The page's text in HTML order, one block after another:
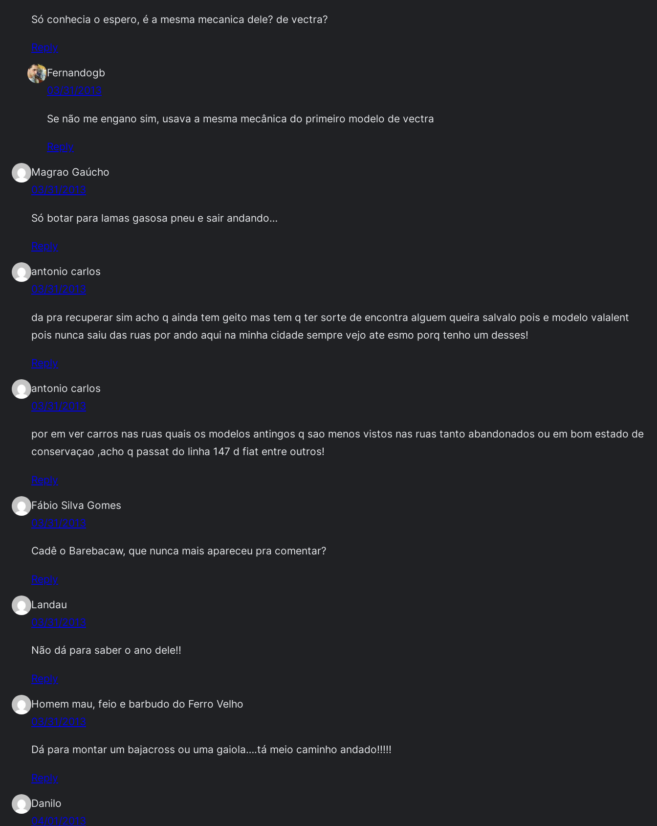
Só conhecia o espero, é a mesma mecanica dele? de vectra?
Reply
Fernandogb
03/31/2013
Se não me engano sim, usava a mesma mecânica do primeiro modelo de vectra
Reply
Magrao Gaúcho
03/31/2013
Só botar para lamas gasosa pneu e sair andando…
Reply
antonio carlos
03/31/2013
da pra recuperar sim acho q ainda tem geito mas tem q ter sorte de encontra alguem queira salvalo pois e modelo valalent
pois nunca saiu das ruas por ando aqui na minha cidade sempre vejo ate esmo porq tenho um desses!
Reply
antonio carlos
03/31/2013
por em ver carros nas ruas quais os modelos antingos q sao menos vistos nas ruas tanto abandonados ou em bom estado de
conservaçao ,acho q passat do linha 147 d fiat entre outros!
Reply
Fábio Silva Gomes
03/31/2013
Cadê o Barebacaw, que nunca mais apareceu pra comentar?
Reply
Landau
03/31/2013
Não dá para saber o ano dele!!
Reply
Homem mau, feio e barbudo do Ferro Velho
03/31/2013
Dá para montar um bajacross ou uma gaiola….tá meio caminho andado!!!!!
Reply
Danilo
04/01/2013